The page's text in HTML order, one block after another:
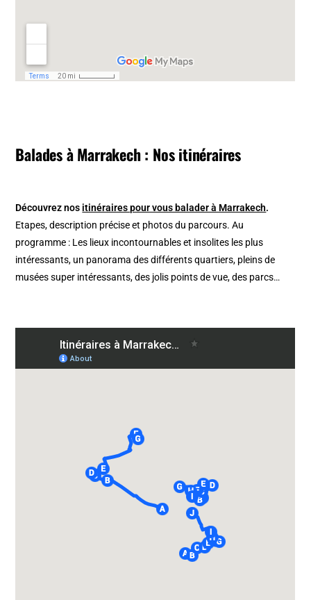
Balades à Marrakech : Nos itinéraires
Découvrez nos itinéraires pour vous balader à Marrakech.
Etapes, description précise et photos du parcours. Au
programme : Les lieux incontournables et insolites les plus
intéressants, un panorama des différents quartiers, pleins de
musées super intéressants, des jolis points de vue, des parcs…